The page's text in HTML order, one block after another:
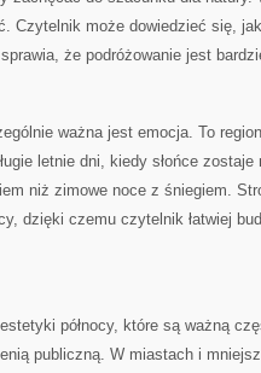
Czytelnik może dowiedzieć się,
że podróżowanie jest
ważna jest emocja. To
letnie dni, kiedy słońce
niż zimowe noce z śniegiem.
dzięki czemu czytelnik łatwiej
północy, które są ważną
publiczną. W miastach i